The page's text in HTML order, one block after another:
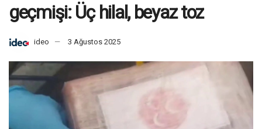
geçmişi: Üç hilal, beyaz toz
ideo 3 Ağustos 2025